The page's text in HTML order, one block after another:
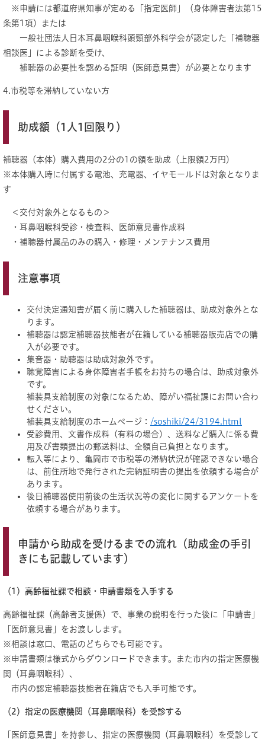
※申請には都道府県知事が定める「指定医師」（身体障害者法第15
条第1項）または
一般社団法人日本耳鼻咽喉科頭頸部外科学会が認定した「補聴器
相談医」による診断を受け、
補聴器の必要性を認める証明（医師意見書）が必要となります
4.市税等を滞納していない方
助成額（1人1回限り）
補聴器（本体）購入費用の2分の1の額を助成（上限額2万円）
※本体購入時に付属する電池、充電器、イヤモールドは対象となりま
す
＜交付対象外となるもの＞
・耳鼻咽喉科受診・検査料、医師意見書作成料
・補聴器付属品のみの購入・修理・メンテナンス費用
注意事項
交付決定通知書が届く前に購入した補聴器は、助成対象外とな
ります。
補聴器は認定補聴器技能者が在籍している補聴器販売店での購
入が必要です。
集音器・助聴器は助成対象外です。
聴覚障害による身体障害者手帳をお持ちの場合は、助成対象外
です。
補装具支給制度の対象になるため、障がい福祉課にお問い合わ
せください。
補装具支給制度のホームページ： /soshiki/24/3194.html
受診費用、文書作成料（有料の場合）、送料など購入に係る費
用及び書類提出の郵送料は、全額自己負担となります。
転入等により、亀岡市で市税等の滞納状況が確認できない場合
は、前住所地で発行された完納証明書の提出を依頼する場合が
あります。
後日補聴器使用前後の生活状況等の変化に関するアンケートを
依頼する場合があります。
申請から助成を受けるまでの流れ（助成金の手引
きにも記載しています）
（1）高齢福祉課で相談・申請書類を入手する
高齢福祉課（高齢者支援係）で、事業の説明を行った後に「申請書」
「医師意見書」をお渡しします。
※相談は窓口、電話のどちらでも可能です。
※申請書類は様式からダウンロードできます。また市内の指定医療機
関（耳鼻咽喉科）、
市内の認定補聴器技能者在籍店でも入手可能です。
（2）指定の医療機関（耳鼻咽喉科）を受診する
「医師意見書」を持参し、指定の医療機関（耳鼻咽喉科）を受診して